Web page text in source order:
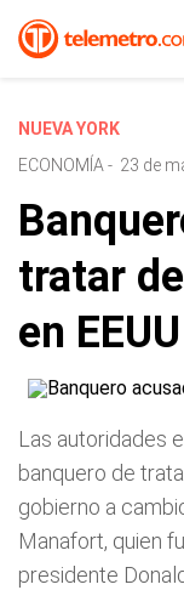
NUEVA YORK
ECONOMÍA - 23 de
tratar
en EEUU
Las autoridades
banquero de
gobierno a
Manafort, quien
presidente